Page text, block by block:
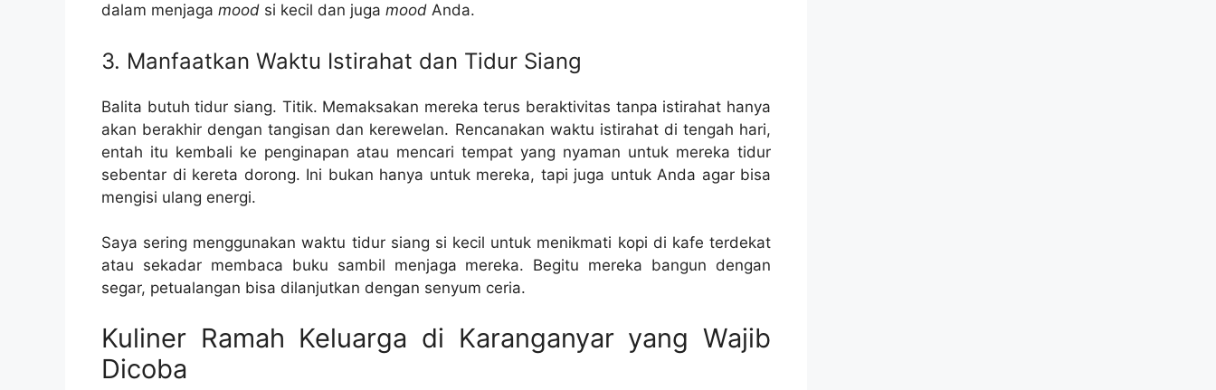
dalam menjaga mood si kecil dan juga mood Anda.
3. Manfaatkan Waktu Istirahat dan Tidur Siang
Balita butuh tidur siang. Titik. Memaksakan mereka terus beraktivitas tanpa istirahat hanya
akan berakhir dengan tangisan dan kerewelan. Rencanakan waktu istirahat di tengah hari,
entah itu kembali ke penginapan atau mencari tempat yang nyaman untuk mereka tidur
sebentar di kereta dorong. Ini bukan hanya untuk mereka, tapi juga untuk Anda agar bisa
mengisi ulang energi.
Saya sering menggunakan waktu tidur siang si kecil untuk menikmati kopi di kafe terdekat
atau sekadar membaca buku sambil menjaga mereka. Begitu mereka bangun dengan
segar, petualangan bisa dilanjutkan dengan senyum ceria.
Kuliner Ramah Keluarga di Karanganyar yang Wajib
Dicoba